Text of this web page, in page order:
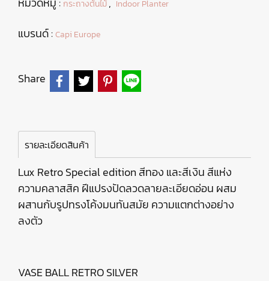
กระถางต้นไม้ Indoor Planter
แบรนด์ :Capi Europe
Share
รายละเอียดสินค้า
Lux Retro Special edition สีทอง และสีเงิน สีแห่ง
ความคลาสสิค ฝีแปรงปัดลวดลายละเอียดอ่อน ผสม
ผสานกับรูปทรงโค้งมนทันสมัย ความแตกต่างอย่าง
ลงตัว
VASE BALL RETRO SILVER